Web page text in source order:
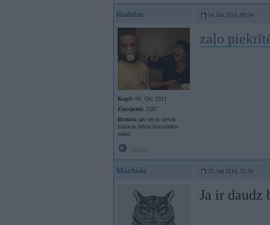
Rudzins 24. Jan 2016, 00:34
Kopš: 06. Oct 2011
Ziņojumi: 2587
Braucu ar: tavas sievas
māsīcas bērna krustmātes
māsu
zaļo
Machida 25. Jan 2016, 21:16
Ja ir daudz